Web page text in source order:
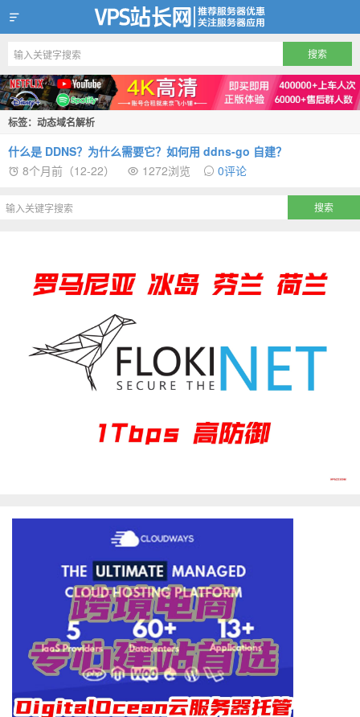
VPS站长网
标签：动态域名解析
什么是 DDNS？为什么需要它？如何用 ddns-go 自建？
8个月前（12-22）
1272浏览 0评论